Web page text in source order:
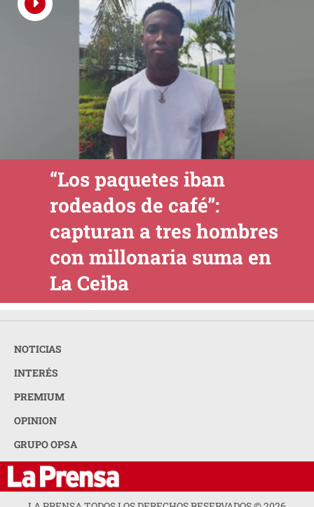
“Los paquetes iban
rodeados de café”:
capturan a tres hombres
con millonaria suma en
La Ceiba
NOTICIAS
INTERÉS
PREMIUM
OPINION
GRUPO OPSA